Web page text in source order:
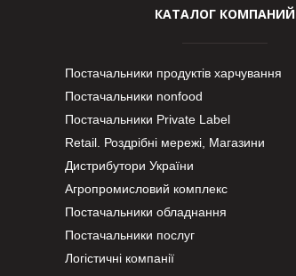
КАТАЛОГ КОМПАНИЙ
Постачальники продуктів харчування
Постачальники nonfood
Постачальники Private Label
Retail. Роздрібні мережі, Магазини
Дистрибутори України
Агропромисловий комплекс
Постачальники обладнання
Постачальники послуг
Логістичні компанії